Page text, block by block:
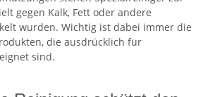
gegen Kalk, Fett oder andere
wurden. Wichtig ist dabei immer die
die ausdrücklich für
sind.